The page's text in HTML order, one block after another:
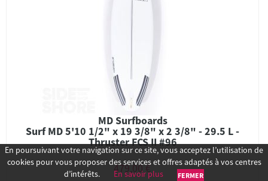
MD Surfboards
Surf MD 5'10 1/2" x 19 3/8" x 2 3/8" - 29.5 L -
Thruster FCS II #96
479,00 €
En poursuivant votre navigation sur ce site, vous acceptez l’utilisation de
cookies pour vous proposer des services et offres adaptés à vos centres
d’intérêts.
En savoir plus FERMER